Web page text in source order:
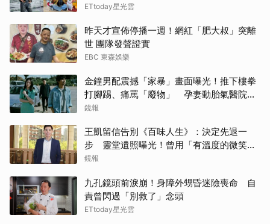
ETtoday星光雲
昨天才宣佈停播一週！網紅「肥大叔」突離
世 團隊發聲證實
EBC 東森娛樂
金鐘男配震撼「家暴」畫面曝光！推下樓拳
打腳踢、痛罵「廢物」 孕妻動胎氣醫院爆
激烈衝突
鏡報
王凱留信告別《百味人生》：決定先退一
步 靈堂遺照曝光！曾用「有溫度的微笑」
祝賀母親節快樂
鏡報
九孔鏡頭前淚崩！身障外甥昏迷險喪命 自
責曾閃過「別救了」念頭
ETtoday星光雲